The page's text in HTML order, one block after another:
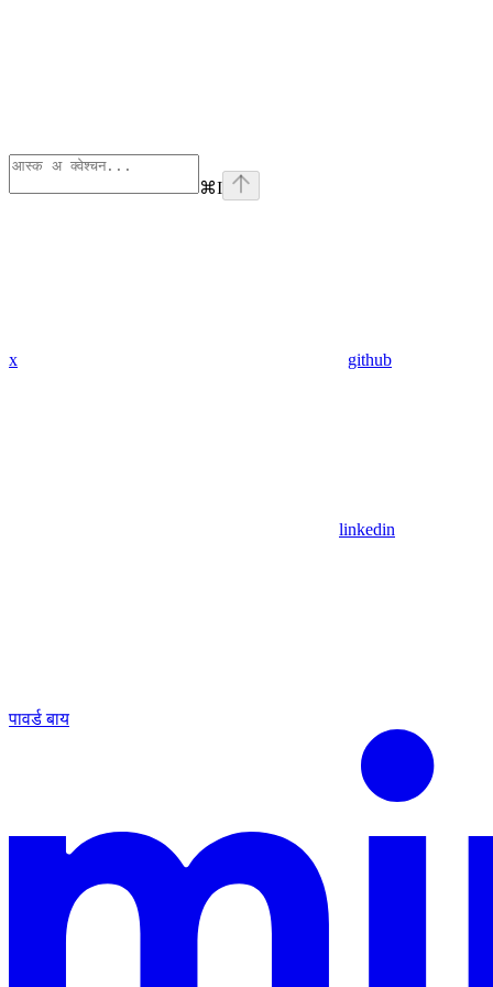
⌘I
x github
linkedin
पावर्ड बाय